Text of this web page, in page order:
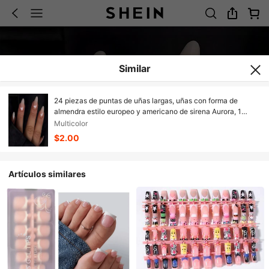
Similar
24 piezas de puntas de uñas largas, uñas con forma de
almendra estilo europeo y americano de sirena Aurora, 1
pieza de gel de gelatina, 1 pieza de bloque de pulido de uñas
Multicolor
$2.00
Artículos similares